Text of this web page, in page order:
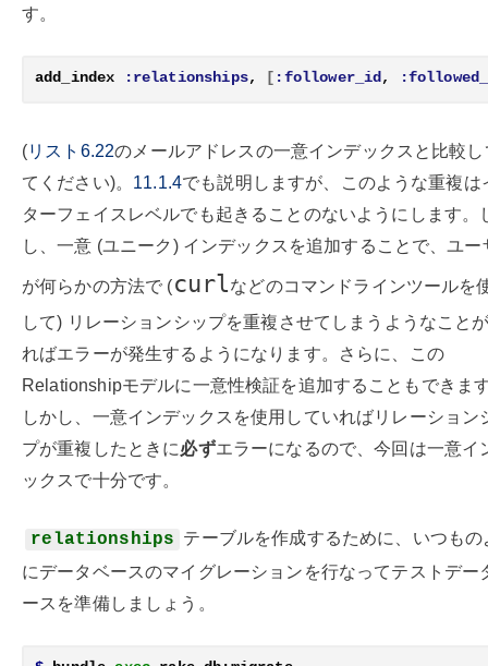
す。
add_index :relationships, [ :follower_id ,
(リスト6.22のメールアドレスの一意インデックスと比較し
てください)。 11.1.4でも説明しますが、このような重複は
ターフェイスレベルでも起きることのないようにします。
し、一意 (ユニーク) インデックスを追加することで、ユー
が何らかの方法で (curlなどのコマンドラインツールを
して) リレーションシップを重複させてしまうようなこと
ればエラーが発生するようになります。さらに、この
Relationshipモデルに一意性検証を追加することもできま
しかし、一意インデックスを使用していればリレーション
プが重複したときに必ずエラーになるので、今回は一意イ
ックスで十分です。
relationships テーブルを作成するために、いつもの
にデータベースのマイグレーションを行なってテストデー
ースを準備しましょう。